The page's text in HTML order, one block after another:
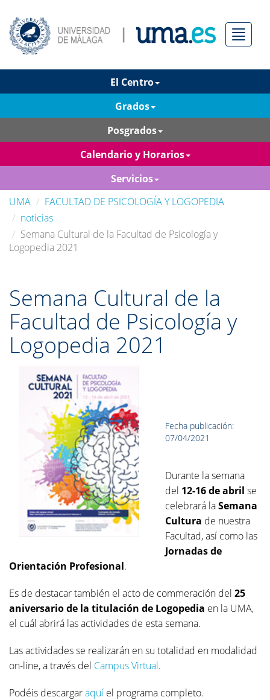
Menú
El Centro
Grados
Posgrados
Calendario y Horarios
Servicios
UMA
FACULTAD DE PSICOLOGÍA Y LOGOPEDIA
noticias
Semana Cultural de la Facultad de Psicología y
Logopedia 2021
Semana Cultural de la
Facultad de Psicología y
Logopedia 2021
Fecha publicación:
07/04/2021
Durante la semana
del 12-16 de abril se
celebrará laSemana
Cultura de nuestra
Facultad, así como las
Jornadas de
Orientación Profesional.
Es de destacar también el acto de commeración del 25
aniversario de la titulación de Logopedia en la UMA,
el cuál abrirá las actividades de esta semana.
Las actividades se realizarán en su totalidad en modalidad
on-line, a través del Campus Virtual.
Podéis descargaraquí el programa completo.